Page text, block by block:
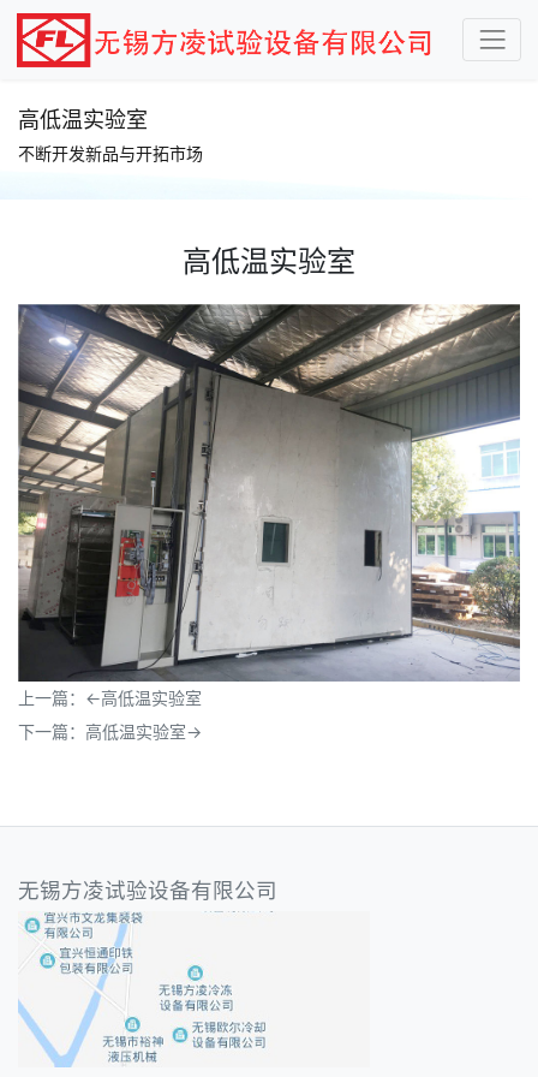
高低温实验室
不断开发新品与开拓市场
高低温实验室
上一篇： ←高低温实验室
下一篇： 高低温实验室→
无锡方凌试验设备有限公司